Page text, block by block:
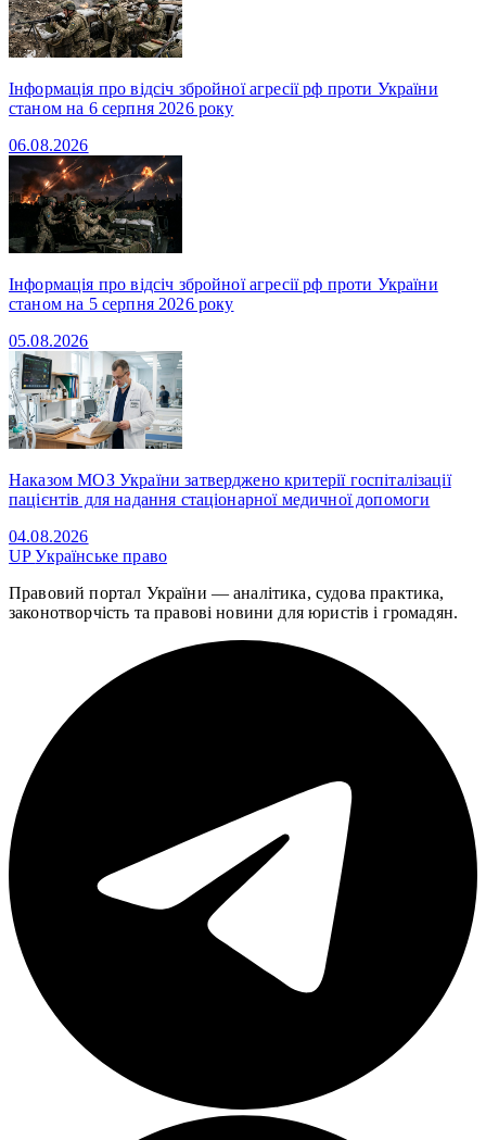
Інформація про відсіч збройної агресії рф проти України
станом на 6 серпня 2026 року
06.08.2026
Інформація про відсіч збройної агресії рф проти України
станом на 5 серпня 2026 року
05.08.2026
Наказом МОЗ України затверджено критерії госпіталізації
пацієнтів для надання стаціонарної медичної допомоги
04.08.2026
UPУкраїнське право
Правовий портал України — аналітика, судова практика,
законотворчість та правові новини для юристів і громадян.